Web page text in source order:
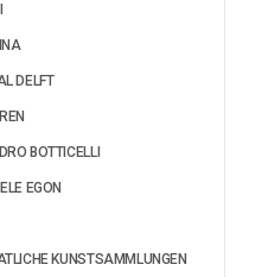
DELFT
BOTTICELLI
EGON
KUNSTSAMMLUNGEN